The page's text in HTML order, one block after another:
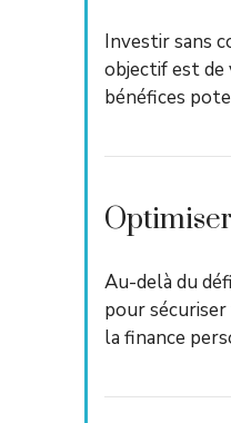
Investir sans
objectif est de
bénéfices
Au-delà du
pour
la finance